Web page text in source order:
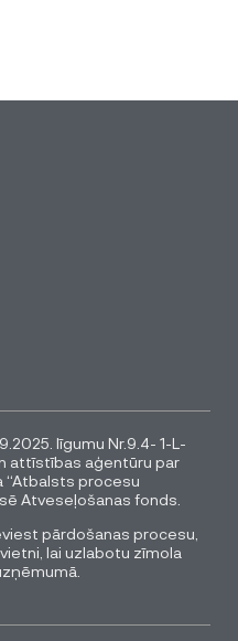
līgumu Nr.9.4- 1-L-
attīstības aģentūru par
“Atbalsts procesu
Atveseļošanas fonds.
pārdošanas procesu,
lai uzlabotu zīmola